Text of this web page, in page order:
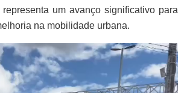
um avanço significativo para
na mobilidade urbana.